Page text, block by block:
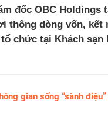
đốc OBC Holdings
thông dòng vốn, kết
chức tại Khách sạn
gian sống “sành